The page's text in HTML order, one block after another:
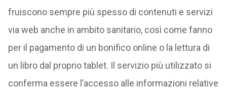
fruiscono sempre più spesso di contenuti e servizi
via web anche in ambito sanitario, così come fanno
per il pagamento di un bonifico online o la lettura di
un libro dal proprio tablet. Il servizio più utilizzato si
conferma essere l’accesso alle informazioni relative